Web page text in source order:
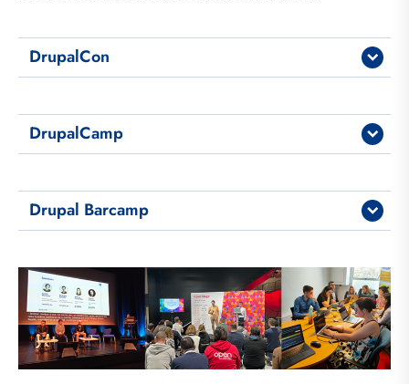
DrupalCon
DrupalCamp
Drupal Barcamp